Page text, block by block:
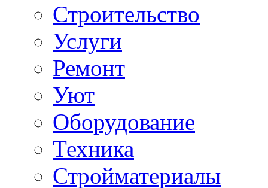
Строительство
Услуги
Ремонт
Уют
Оборудование
Техника
Стройматериалы